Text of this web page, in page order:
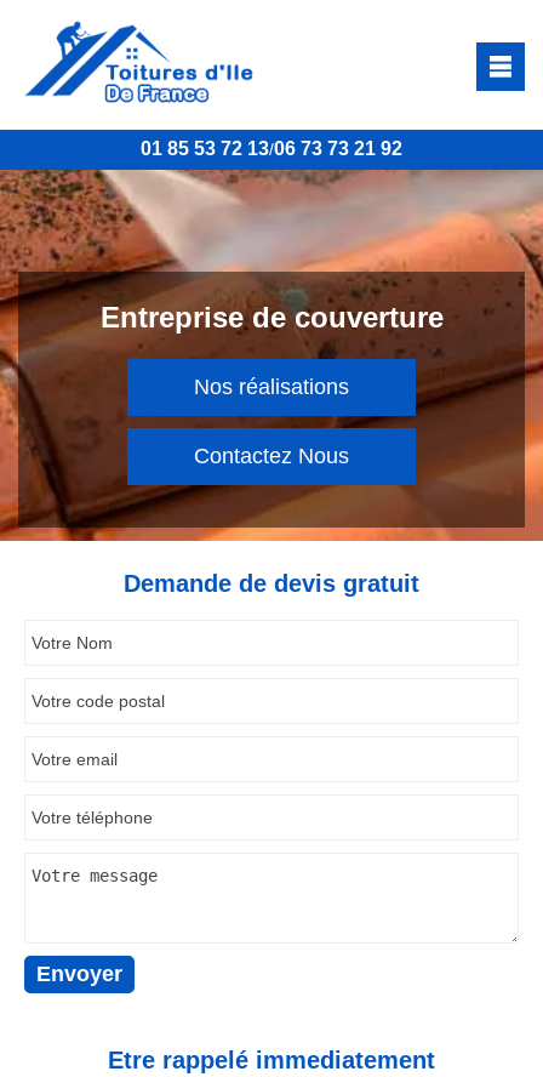
01 85 53 72 13/06 73 73 21 92
Entreprise de couverture
Nos réalisations
Contactez Nous
Demande de devis gratuit
Etre rappelé immediatement